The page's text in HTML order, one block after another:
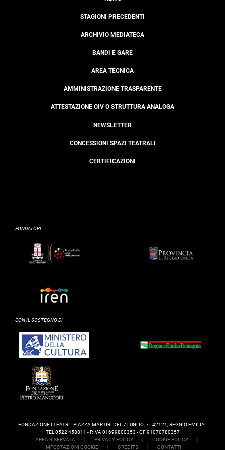
STAGIONI PRECEDENTI
ARCHIVIO MEDIATECA
BANDI E GARE
AREA TECNICA
AMMINISTRAZIONE TRASPARENTE
ATTESTAZIONE OIV O STRUTTURA ANALOGA
NEWSLETTER
CONCESSIONI SPAZI TEATRALI
CERTIFICAZIONI
FONDATORI
CON IL SOSTEGNO DI
FONDAZIONE I TEATRI - PIAZZA MARTIRI DEL 7 LUGLIO, 7 - 42121, REGGIO EMILIA -
TEL 0522 458811 - P.IVA 01699800353 - CF 91070780357
AREA RISERVATA
| PRIVACY POLICY | COOKIE POLICY
|
IMPOSTAZIONI COOKIE
| CREDITS | CONTATTI